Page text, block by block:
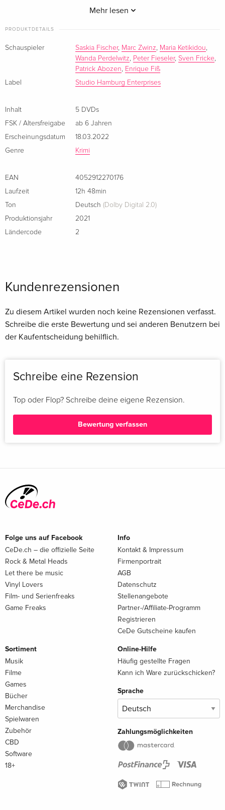
Mehr lesen
richtige Idee ist? Nina kehrt mit einem neuen Look ins Revier
einen Wachwechsel ein: Hannes Krabbe und Piet Welbrook
verlassen das Revier. Dafür treten die nicht weniger patenten
Kollegen Nils Sanchez, ein eher unkonventioneller Ermittler,
und der Wachhabende Helmut Husmann ihren Dienst an. Es
Abschieds von Revierveteran Dirk Matthies in der vorherigen
Staffel.
Bonusmaterial: 90-minütiges Special "St. Pauli, 06:07 Uhr"
Episoden:
457: Prepper
458: Schlangen
462: Endlose Liebe
464: Stumme Signale
465: Niemand darf es wissen
466: Königs Tochter
469: Die Kunst zu kämpfen
PRODUKTDETAILS
Schauspieler Saskia Fischer, Marc Zwinz, Maria Ketikidou,
Wanda Perdelwitz, Peter Fieseler, Sven Fricke,
Patrick Abozen, Enrique Fiß
Label
Studio Hamburg Enterprises
Inhalt
5 DVDs
FSK / Altersfreigabe
ab 6 Jahren
Erscheinungsdatum
18.03.2022
Genre
Krimi
EAN
4052912270176
Laufzeit
12h 48min
Ton
Deutsch (Dolby Digital 2.0)
Produktionsjahr
2021
Ländercode
2
Kundenrezensionen
Zu diesem Artikel wurden noch keine Rezensionen verfasst.
Schreibe die erste Bewertung und sei anderen Benutzern bei
der Kaufentscheidung behilflich.
Schreibe eine Rezension
Top oder Flop? Schreibe deine eigene Rezension.
Bewertung verfassen
Folge uns auf Facebook
CeDe.ch – die offizielle Seite
Rock & Metal Heads
Let there be music
Vinyl Lovers
Film- und Serienfreaks
Game Freaks
Info
Kontakt & Impressum
Firmenportrait
AGB
Datenschutz
Stellenangebote
Partner-/Affiliate-Programm
Registrieren
CeDe Gutscheine kaufen
Sortiment
Musik
Filme
Games
Bücher
Merchandise
Spielwaren
Zubehör
CBD
Software
18+
Online-Hilfe
Häufig gestellte Fragen
Kann ich Ware zurückschicken?
Sprache
Zahlungsmöglichkeiten